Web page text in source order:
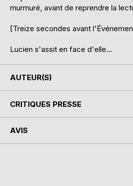
murmuré, avant de reprendre la
[Treize secondes avant
Lucien s'assit en face d'elle...
AUTEUR(S)
CRITIQUES PRESSE
AVIS